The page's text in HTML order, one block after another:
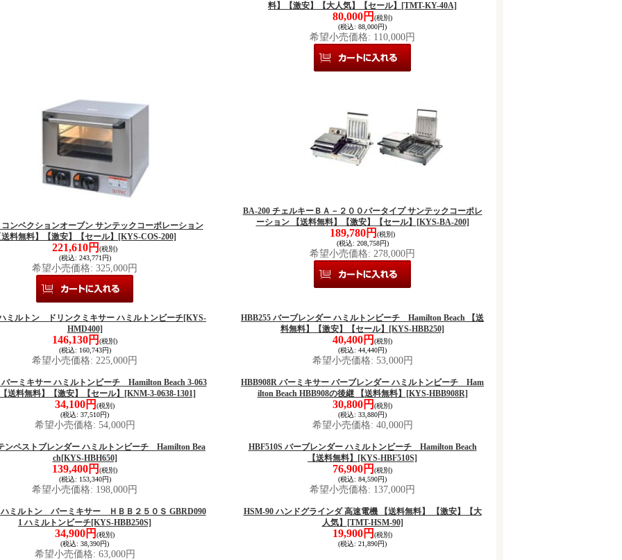
料】【激安】【大人気】【セール】
[TMT-KY-40A]
80,000円 (税別)
(税込: 88,000円)
希望小売価格: 110,000円
コンベクションオーブン サンテックコーポレーション
料無料】【激安】【セール】
[KYS-COS-200]
221,610円 (税別)
(税込: 243,771円)
希望小売価格: 325,000円
BA-200 チェルキーＢＡ－２００バータイプ サンテックコーポレ
ーション 【送料無料】【激安】【セール】
[KYS-BA-200]
189,780円 (税別)
(税込: 208,758円)
希望小売価格: 278,000円
ミルトン ドリンクミキサー ハミルトンビーチ[KYS-
HMD400]
146,130円 (税別)
(税込: 160,743円)
希望小売価格: 225,000円
HBB255 バーブレンダー ハミルトンビーチ Hamilton Beach 【送
料無料】【激安】【セール】
[KYS-HBB250]
40,400円 (税別)
(税込: 44,440円)
希望小売価格: 53,000円
バーミキサー ハミルトンビーチ Hamilton Beach 3-063
送料無料】【激安】【セール】
[KNM-3-0638-1301]
34,100円 (税別)
(税込: 37,510円)
希望小売価格: 54,000円
HBB908R バーミキサー バーブレンダー ハミルトンビーチ Ham
ilton Beach HBB908の後継 【送料無料】
[KYS-HBB908R]
30,800円 (税別)
(税込: 33,880円)
希望小売価格: 40,000円
ンペストブレンダー ハミルトンビーチ Hamilton Bea
ch[KYS-HBH650]
139,400円 (税別)
(税込: 153,340円)
希望小売価格: 198,000円
HBF510S バーブレンダー ハミルトンビーチ Hamilton Beach
【送料無料】
[KYS-HBF510S]
76,900円 (税別)
(税込: 84,590円)
希望小売価格: 137,000円
ハミルトン バーミキサー ＨＢＢ２５０Ｓ GBRD090
1 ハミルトンビーチ[KYS-HBB250S]
34,900円 (税別)
(税込: 38,390円)
希望小売価格: 63,000円
HSM-90 ハンドグラインダ 高速電機 【送料無料】 【激安】【大
人気】
[TMT-HSM-90]
19,900円 (税別)
(税込: 21,890円)